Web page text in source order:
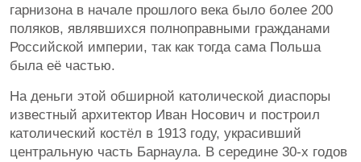
гарнизона в начале прошлого века было более 200
поляков, являвшихся полноправными гражданами
Российской империи, так как тогда сама Польша
была её частью.
На деньги этой обширной католической диаспоры
известный архитектор Иван Носович и построил
католический костёл в 1913 году, украсивший
центральную часть Барнаула. В середине 30-х годов